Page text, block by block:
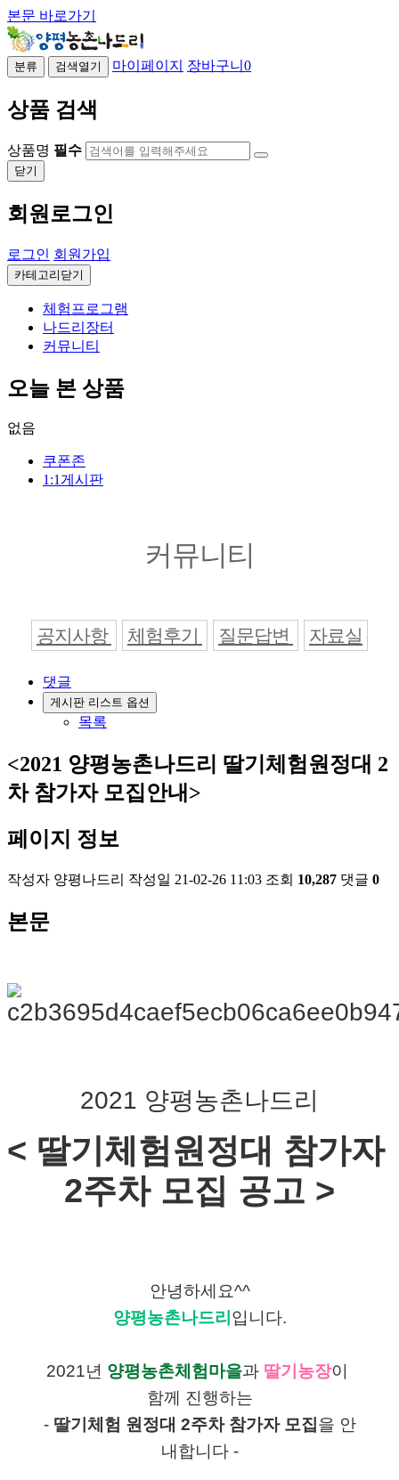
본문 바로가기
분류 검색열기 마이페이지 장바구니 0
상품 검색
상품명 필수
닫기
회원로그인
로그인 회원가입
카테고리닫기
체험프로그램
나드리장터
커뮤니티
오늘 본 상품
없음
쿠폰존
1:1게시판
커뮤니티
공지사항 체험후기 질문답변 자료실
댓글
게시판 리스트 옵션
목록
<2021 양평농촌나드리 딸기체험원정대 2
차 참가자 모집안내>
페이지 정보
작성자 양평나드리 작성일 21-02-26 11:03 조회 10,287 댓글 0
본문
2021 양평농촌나드리
< 딸기체험원정대 참가자
2주차 모집 공고 >
안녕하세요^^
양평농촌나드리 입니다.
2021년 양평농촌체험마을과 딸기농장이
함께 진행하는
- 딸기체험 원정대 2주차 참가자 모집을 안
내합니다 -